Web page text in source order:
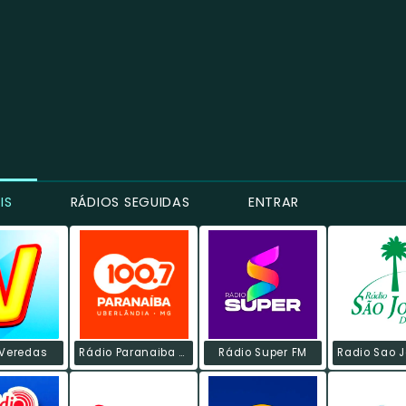
RÁDIOS SEGUIDAS ENTRAR
Rádio Paranaiba FM Rádio Super FM